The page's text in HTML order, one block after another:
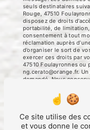
seuls destinataires
Rouge, 47510
disposez de droits
portabilité, de
consentement à tout
réclamation auprès
d’organiser le sort de
exercer ces droits par
47510 Foulayronnes ou
ng.cerato@orange.fr.
demandé. Nous
de prise de contact
légale aux fins
Vous avez le droit de
démarchage
Bloctel.gouv.fr.
d’informations sur vos
Ce site utilise des
et vous donne le